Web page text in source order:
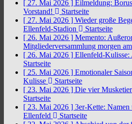
[ 27. Mai 2026 ] Eilmeldung:
Vorstand!
Startseite
[ 27. Mai 2026 ] Wieder große
Ellenfeld-Stadion
Startseite
[ 26. Mai 2026 ] Memento:
Mitgliederversammlung morgen
[ 26. Mai 2026 ] Ellenfeld-Kulisse:
Startseite
[ 25. Mai 2026 ] Emotionaler
Kulisse
Startseite
[ 23. Mai 2026 ] Die vier
Startseite
[ 23. Mai 2026 ] 3er-Kette: Namen
Ellenfeld
Startseite